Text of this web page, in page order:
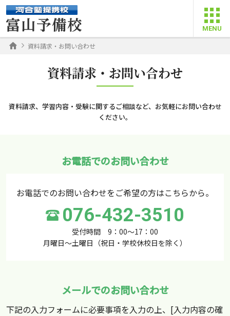
資料請求・お問い合わせ
資料請求・お問い合わせ
資料請求、学習内容・受験に関するご相談など、お気軽にお問い合わせ
ください。
お電話でのお問い合わせ
お電話でのお問い合わせをご希望の方はこちらから。
076-432-3510
受付時間 9：00～17：00
月曜日～土曜日（祝日・学校休校日を除く）
メールでのお問い合わせ
下記の入力フォームに必要事項を入力の上、[入力内容の確